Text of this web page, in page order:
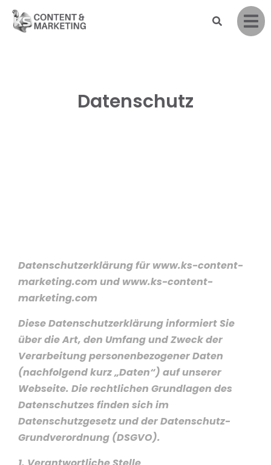
Datenschutz
Datenschutzerklärung für www.ks-content-
marketing.com und www.ks-content-
marketing.com
Diese Datenschutzerklärung informiert Sie
über die Art, den Umfang und Zweck der
Verarbeitung personenbezogener Daten
(nachfolgend kurz „Daten“) auf unserer
Webseite. Die rechtlichen Grundlagen des
Datenschutzes finden sich im
Datenschutzgesetz und der Datenschutz-
Grundverordnung (DSGVO).